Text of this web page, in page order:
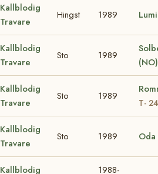
Kallblodig
Travare
Hingst 1989
Kallblodig
Travare
Sto 1989
(NO)
Kallblodig
Travare
Sto 1989
T-
Kallblodig
Travare
Sto 1989
Kallblodig 1988-